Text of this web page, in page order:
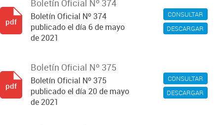
CONSULTAR
DESCARGAR
Boletín Oficial Nº 374
Boletín Oficial Nº 374
publicado el día 6 de mayo
de 2021
pdf
CONSULTAR
DESCARGAR
Boletín Oficial Nº 375
Boletín Oficial Nº 375
publicado el día 20 de mayo
de 2021
pdf